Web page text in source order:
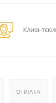
ОПЛАТА